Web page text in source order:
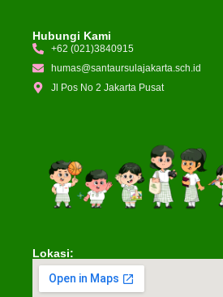
Hubungi Kami
+62 (021)3840915
humas@santaursulajakarta.sch.id
Jl Pos No 2 Jakarta Pusat
Lokasi: